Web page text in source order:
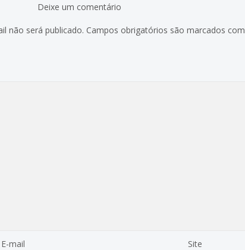
Deixe um comentário
não será publicado. Campos obrigatórios são marcados com
E-mail Site